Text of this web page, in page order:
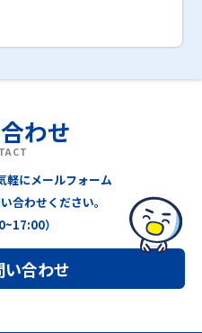
わせ
軽にメールフォーム
合わせください。
）
い合わせ